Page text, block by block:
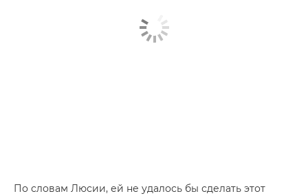
По словам Люсии, ей не удалось бы сделать этот